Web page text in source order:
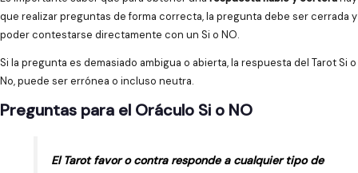
que realizar preguntas de forma correcta, la pregunta debe ser cerrada y
poder contestarse directamente con un Si o NO.
Si la pregunta es demasiado ambigua o abierta, la respuesta del Tarot Si o
No, puede ser errónea o incluso neutra.
Preguntas para el Oráculo Si o NO
El Tarot favor o contra responde a cualquier tipo de